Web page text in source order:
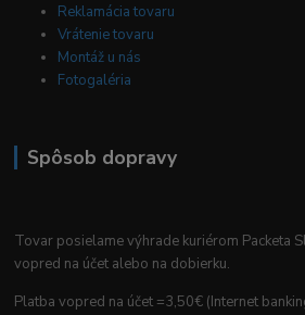
Reklamácia tovaru
Vrátenie tovaru
Montáž u nás
Fotogaléria
Spôsob dopravy
Tovar posielame výhrade kuriérom Packeta
vopred na účet alebo na dobierku.
Platba vopred na účet =3,50€ (Internet